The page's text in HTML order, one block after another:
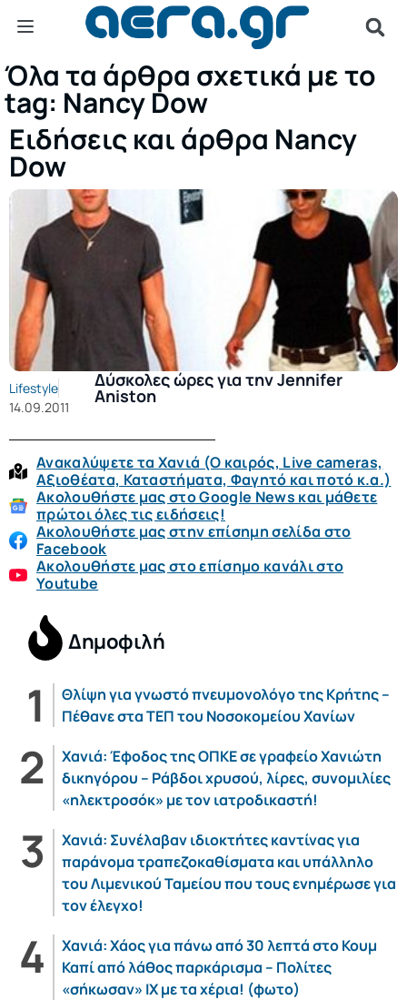
Όλα τα άρθρα σχετικά με το
tag: Nancy Dow
Ειδήσεις και άρθρα Nancy
Dow
Lifestyle
14.09.2011
Δύσκολες ώρες για την Jennifer
Aniston
Ανακαλύψετε τα Χανιά (O καιρός, Live cameras,
Αξιοθέατα, Καταστήματα, Φαγητό και ποτό κ.α.)
Ακολουθήστε μας στο Google News και μάθετε
πρώτοι όλες τις ειδήσεις!
Ακολουθήστε μας στην επίσημη σελίδα στο
Facebook
Ακολουθήστε μας στο επίσημο κανάλι στο
Youtube
Δημοφιλή
Θλίψη για γνωστό πνευμονολόγο της Κρήτης –
Πέθανε στα ΤΕΠ του Νοσοκομείου Χανίων
Χανιά: Έφοδος της ΟΠΚΕ σε γραφείο Χανιώτη
δικηγόρου – Ράβδοι χρυσού, λίρες, συνομιλίες
«ηλεκτροσόκ» με τον ιατροδικαστή!
Χανιά: Συνέλαβαν ιδιοκτήτες καντίνας για
παράνομα τραπεζοκαθίσματα και υπάλληλο
του Λιμενικού Ταμείου που τους ενημέρωσε για
τον έλεγχο!
Χανιά: Χάος για πάνω από 30 λεπτά στο Κουμ
Καπί από λάθος παρκάρισμα – Πολίτες
«σήκωσαν» ΙΧ με τα χέρια! (φωτο)